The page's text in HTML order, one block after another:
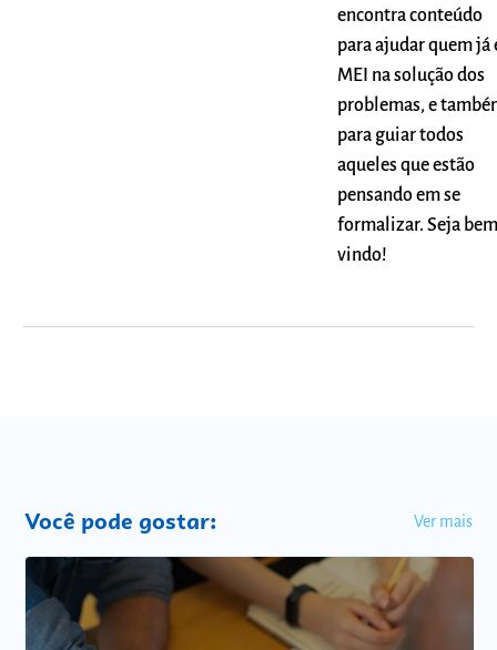
encontra conteúdo
para ajudar quem já
MEI na solução dos
problemas, e
para guiar todos
aqueles que estão
pensando em se
formalizar. Seja bem
vindo!
Você pode gostar: Ver mais